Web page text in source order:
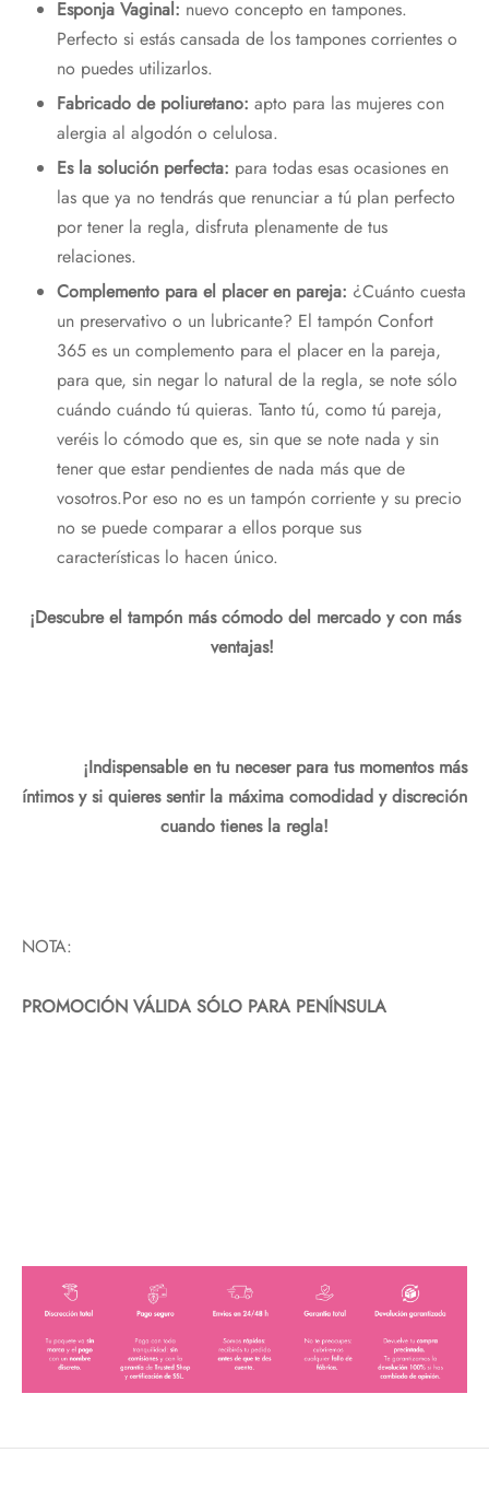
¡Hola!
Nos alegra que te esté gustando nuestra
web,
Te regalamos un 10%
con el código:
PRIMERACOMPRA
¡Bienvenidos al placer de sentir!
Acepto política de privacidad
Esponja Vaginal: nuevo concepto en tampones.
Perfecto si estás cansada de los tampones corrientes o
no puedes utilizarlos.
Fabricado de poliuretano: apto para las mujeres con
alergia al algodón o celulosa.
Es la solución perfecta: para todas esas ocasiones en
las que ya no tendrás que renunciar a tú plan perfecto
por tener la regla, disfruta plenamente de tus
relaciones.
Complemento para el placer en pareja: ¿Cuánto cuesta
un preservativo o un lubricante? El tampón Confort
365 es un complemento para el placer en la pareja,
para que, sin negar lo natural de la regla, se note sólo
cuándo cuándo tú quieras. Tanto tú, como tú pareja,
veréis lo cómodo que es, sin que se note nada y sin
tener que estar pendientes de nada más que de
vosotros.Por eso no es un tampón corriente y su precio
no se puede comparar a ellos porque sus
características lo hacen único.
¡Descubre el tampón más cómodo del mercado y con más
ventajas!
¡Indispensable en tu neceser para tus momentos más
íntimos y si quieres sentir la máxima comodidad y discreción
cuando tienes la regla!
NOTA:
PROMOCIÓN VÁLIDA SÓLO PARA PENÍNSULA